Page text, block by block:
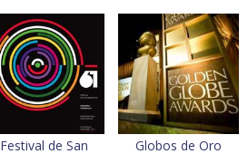
Festival de San
Globos de Oro